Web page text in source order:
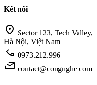
Kết nối
location_on Sector 123, Tech Valley,
Hà Nội, Việt Nam
call 0973.212.996
mail contact@congnghe.com